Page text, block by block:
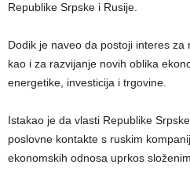
Republike Srpske i Rusije.
Dodik je naveo da postoji interes
kao i za razvijanje novih oblika
energetike, investicija i trgovine.
Istakao je da vlasti Republike
poslovne kontakte s ruskim
ekonomskih odnosa uprkos